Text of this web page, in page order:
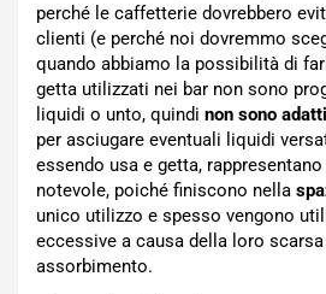
perché le caffetterie dovrebbero
clienti (e perché noi dovremmo
quando abbiamo la possibilità di
getta utilizzati nei bar non sono
liquidi o unto, quindi non sono
per asciugare eventuali liquidi
essendo usa e getta,
notevole, poiché finiscono nella
unico utilizzo e spesso vengono
eccessive a causa della loro
assorbimento.